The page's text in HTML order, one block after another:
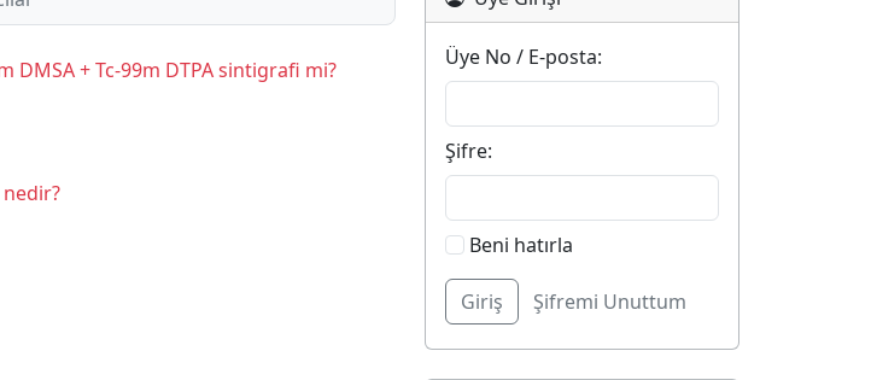
+ Tc-99m DTPA sintigrafi mi?
Üye No / E-posta:
Şifre:
Beni hatırla
Şifremi Unuttum